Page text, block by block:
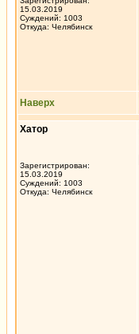
15.03.2019
Суждений: 1003
Откуда: Челябинск
Наверх
Хатор
Зарегистрирован:
15.03.2019
Суждений: 1003
Откуда: Челябинск